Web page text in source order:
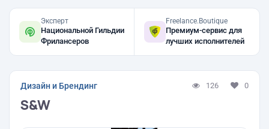
Эксперт
Национальной Гильдии
Фрилансеров
Freelance.Boutique
Премиум-сервис для
лучших исполнителей
Дизайн и Брендинг 126 0
S&W